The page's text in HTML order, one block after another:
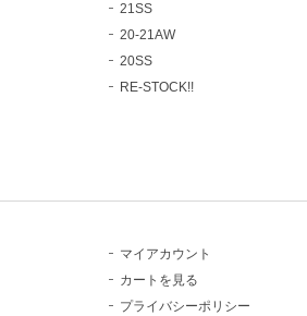
21SS
20-21AW
20SS
RE-STOCK!!
マイアカウント
カートを見る
プライバシーポリシー